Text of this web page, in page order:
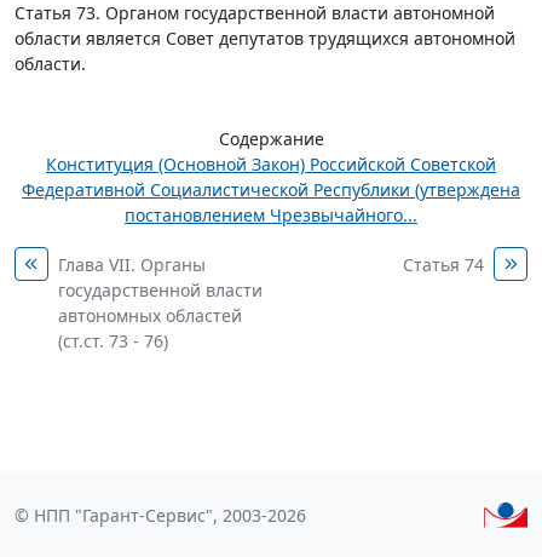
Статья 73. Органом государственной власти автономной
области является Совет депутатов трудящихся автономной
области.
Содержание
Конституция (Основной Закон) Российской Советской
Федеративной Социалистической Республики (утверждена
постановлением Чрезвычайного...
Глава VII. Органы
государственной власти
автономных областей
(ст.ст. 73 - 76)
Статья 74
© НПП "Гарант-Сервис", 2003-2026